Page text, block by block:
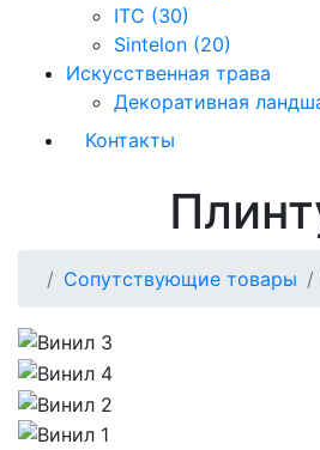
ITC (30)
Sintelon (20)
Искусственная трава
Декоративная
Контакты
Сопутствующие товары